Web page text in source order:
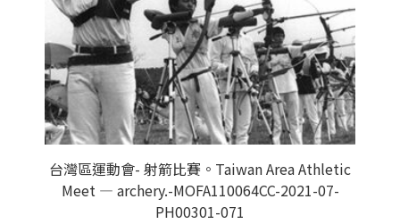
台灣區運動會- 射箭比賽。Taiwan Area Athletic
Meet — archery.-MOFA110064CC-2021-07-
PH00301-071